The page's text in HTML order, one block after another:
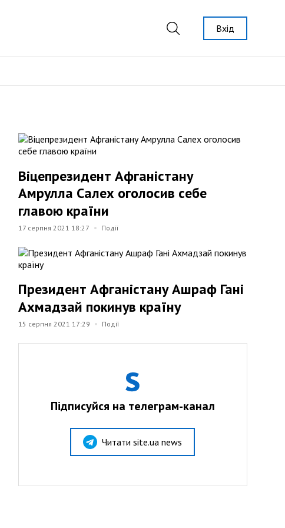
Вхід
Віцепрезидент Афганістану
Амрулла Салех оголосив себе
главою країни
17 серпня 2021 18:27 Події
Президент Афганістану Ашраф Гані
Ахмадзай покинув країну
15 серпня 2021 17:29 Події
Підписуйся на телеграм-канал
Читати site.ua news